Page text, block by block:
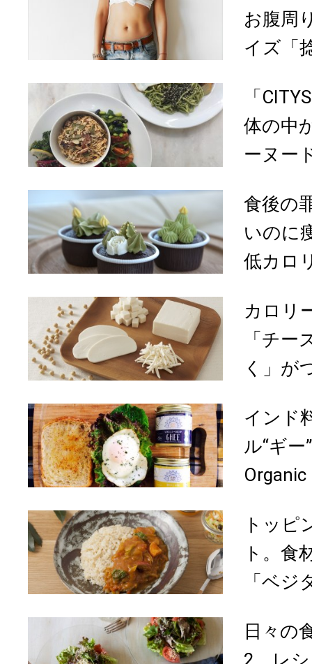
お腹周
イズ「
「
体の中
ーヌー
食後の
いのに
低カロ
カロリ
「チ
く」が
インド
ル“ギー
Organic
トッピ
ト。食
「ベジ
日々の
2。レ